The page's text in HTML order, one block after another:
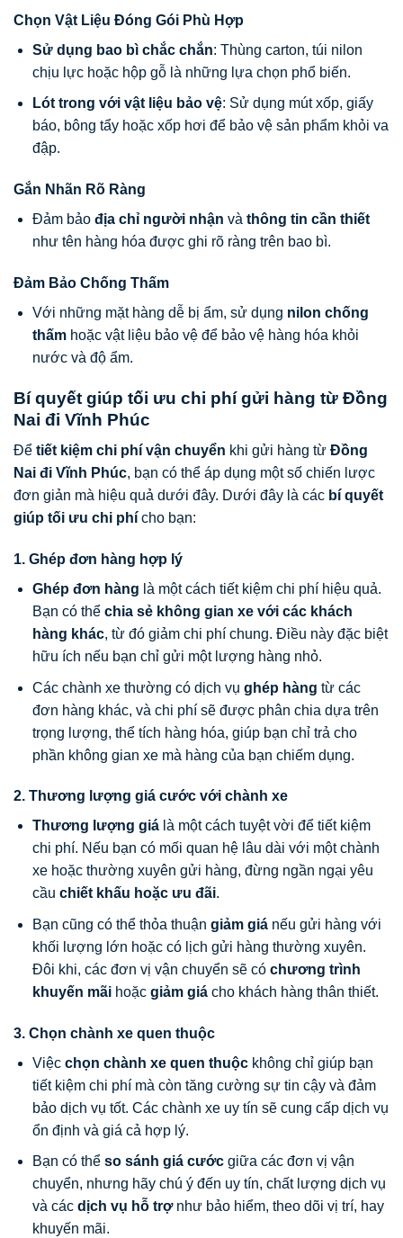
Chọn Vật Liệu Đóng Gói Phù Hợp
Sử dụng bao bì chắc chắn: Thùng carton, túi nilon
chịu lực hoặc hộp gỗ là những lựa chọn phổ biến.
Lót trong với vật liệu bảo vệ: Sử dụng mút xốp, giấy
báo, bông tẩy hoặc xốp hơi để bảo vệ sản phẩm khỏi va
đập.
Gắn Nhãn Rõ Ràng
Đảm bảo địa chỉ người nhận và thông tin cần thiết
như tên hàng hóa được ghi rõ ràng trên bao bì.
Đảm Bảo Chống Thấm
Với những mặt hàng dễ bị ẩm, sử dụng nilon chống
thấmhoặc vật liệu bảo vệ để bảo vệ hàng hóa khỏi
nước và độ ẩm.
Bí quyết giúp tối ưu chi phí gửi hàng từ Đồng
Nai đi Vĩnh Phúc
Để tiết kiệm chi phí vận chuyển khi gửi hàng từ Đồng
Nai đi Vĩnh Phúc, bạn có thể áp dụng một số chiến lược
đơn giản mà hiệu quả dưới đây. Dưới đây là các bí quyết
giúp tối ưu chi phí cho bạn:
1. Ghép đơn hàng hợp lý
Ghép đơn hàng là một cách tiết kiệm chi phí hiệu quả.
Bạn có thể chia sẻ không gian xe với các khách
hàng khác, từ đó giảm chi phí chung. Điều này đặc biệt
hữu ích nếu bạn chỉ gửi một lượng hàng nhỏ.
Các chành xe thường có dịch vụ ghép hàng từ các
đơn hàng khác, và chi phí sẽ được phân chia dựa trên
trọng lượng, thể tích hàng hóa, giúp bạn chỉ trả cho
phần không gian xe mà hàng của bạn chiếm dụng.
2. Thương lượng giá cước với chành xe
Thương lượng giálà một cách tuyệt vời để tiết kiệm
chi phí. Nếu bạn có mối quan hệ lâu dài với một chành
xe hoặc thường xuyên gửi hàng, đừng ngần ngại yêu
cầu chiết khấu hoặc ưu đãi.
Bạn cũng có thể thỏa thuận giảm giánếu gửi hàng với
khối lượng lớn hoặc có lịch gửi hàng thường xuyên.
Đôi khi, các đơn vị vận chuyển sẽ có chương trình
khuyến mãihoặc giảm giácho khách hàng thân thiết.
3. Chọn chành xe quen thuộc
Việc chọn chành xe quen thuộckhông chỉ giúp bạn
tiết kiệm chi phí mà còn tăng cường sự tin cậy và đảm
bảo dịch vụ tốt. Các chành xe uy tín sẽ cung cấp dịch vụ
ổn định và giá cả hợp lý.
Bạn có thể so sánh giá cướcgiữa các đơn vị vận
chuyển, nhưng hãy chú ý đến uy tín, chất lượng dịch vụ
và các dịch vụ hỗ trợnhư bảo hiểm, theo dõi vị trí, hay
khuyến mãi.